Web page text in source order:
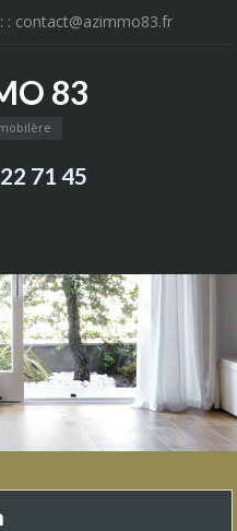
: contact@azimmo83.fr
83
71 45